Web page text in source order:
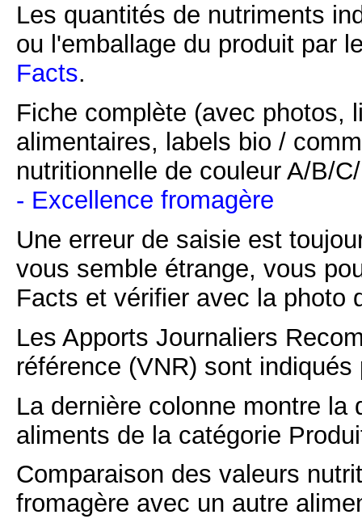
Les quantités de nutriments
ou l'emballage du produit par
Facts.
Fiche complète (avec photos,
alimentaires, labels bio /
nutritionnelle de couleur A/B/
- Excellence fromagère
Une erreur de saisie est
vous semble étrange, vous
Facts et vérifier avec la photo
Les Apports Journaliers
référence (VNR) sont
La dernière colonne montre
aliments de la catégorie
Comparaison des valeurs
fromagère avec un autre